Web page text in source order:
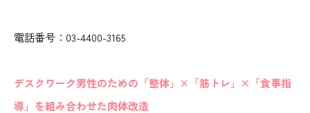
電話番号：03-4400-3165
デスクワーク男性のための「整体」×「筋トレ」×「食事指
導」を組み合わせた肉体改造